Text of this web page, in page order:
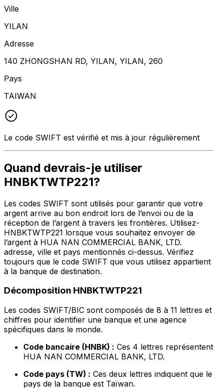
Ville
YILAN
Adresse
140 ZHONGSHAN RD, YILAN, YILAN, 260
Pays
TAIWAN
Le code SWIFT est vérifié et mis à jour régulièrement
Quand devrais-je utiliser
HNBKTWTP221?
Les codes SWIFT sont utilisés pour garantir que votre
argent arrive au bon endroit lors de l’envoi ou de la
réception de l’argent à travers les frontières. Utilisez-
HNBKTWTP221 lorsque vous souhaitez envoyer de
l’argent à HUA NAN COMMERCIAL BANK, LTD.
adresse, ville et pays mentionnés ci-dessus. Vérifiez
toujours que le code SWIFT que vous utilisez appartient
à la banque de destination.
Décomposition HNBKTWTP221
Les codes SWIFT/BIC sont composés de 8 à 11 lettres et
chiffres pour identifier une banque et une agence
spécifiques dans le monde.
Code bancaire (HNBK) : Ces 4 lettres représentent
HUA NAN COMMERCIAL BANK, LTD.
Code pays (TW) : Ces deux lettres indiquent que le
pays de la banque est Taïwan.